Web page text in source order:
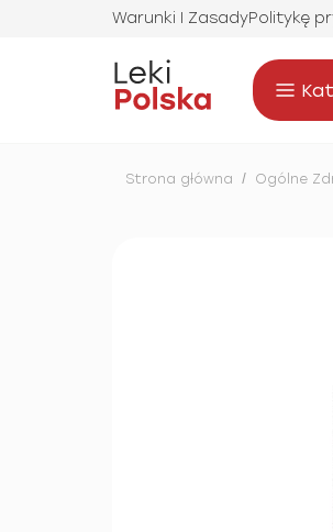
Warunki I ZasadyPolitykę
Strona główna / Ogólne